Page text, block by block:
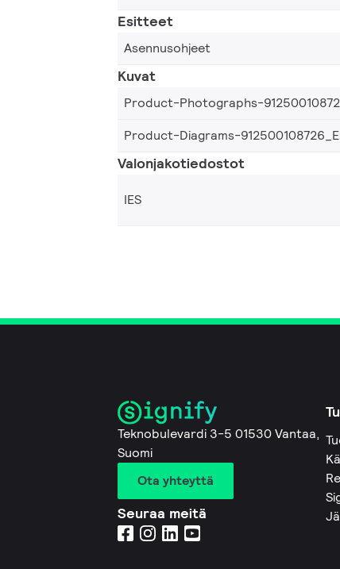
Esitteet
Asennusohjeet
Kuvat
Product-Photographs-
Product-Diagrams-
Valonjakotiedostot
IES
Teknobulevardi 3-5 01530 Vantaa,
Suomi
Ota yhteyttä
Seuraa meitä